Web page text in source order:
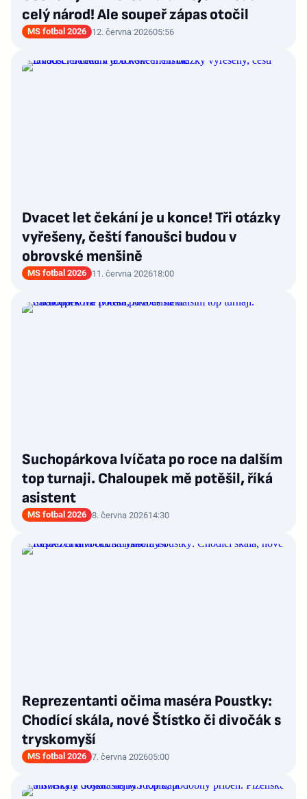
celý národ! Ale soupeř zápas otočil
MS fotbal 2026 12. června 202605:56
Dvacet let čekání je u konce! Tři otázky
vyřešeny, čeští fanoušci budou v
obrovské menšině
MS fotbal 2026 11. června 202618:00
Suchopárkova lvíčata po roce na dalším
top turnaji. Chaloupek mě potěšil, říká
asistent
MS fotbal 2026 8. června 202614:30
Reprezentanti očima maséra Poustky:
Chodící skála, nové Štístko či divočák s
tryskomyší
MS fotbal 2026 7. června 202605:00